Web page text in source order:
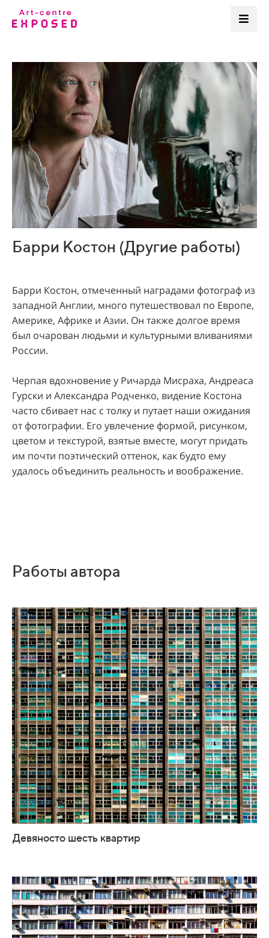
Барри Костон (Другие работы)
Барри Костон, отмеченный наградами фотограф из
западной Англии, много путешествовал по Европе,
Америке, Африке и Азии. Он также долгое время
был очарован людьми и культурными вливаниями
России.
Черпая вдохновение у Ричарда Мисраха, Андреаса
Гурски и Александра Родченко, видение Костона
часто сбивает нас с толку и путает наши ожидания
от фотографии. Его увлечение формой, рисунком,
цветом и текстурой, взятые вместе, могут придать
им почти поэтический оттенок, как будто ему
удалось объединить реальность и воображение.
Работы автора
Девяносто шесть квартир